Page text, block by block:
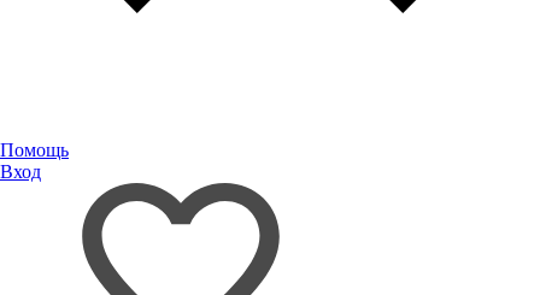
Помощь
Вход